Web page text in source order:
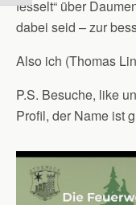
fesselt“ über
dabei seid – zur
Also ich (Thomas
P.S. Besuche, like
Profil, der Name ist